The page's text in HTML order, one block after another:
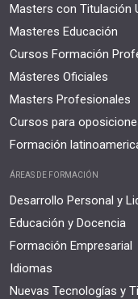
Masters con Titulación
Masteres Educación
Cursos Formación
Másteres Oficiales
Masters Profesionales
Cursos para
Formación
ÁREAS DE FORMACIÓN
Desarrollo Personal y
Educación y Docencia
Formación Empresarial
Idiomas
Nuevas Tecnologías y